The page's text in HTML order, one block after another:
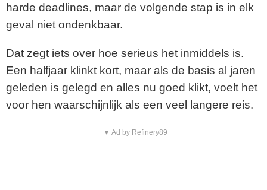
harde deadlines, maar de volgende stap is in elk
geval niet ondenkbaar.
Dat zegt iets over hoe serieus het inmiddels is.
Een halfjaar klinkt kort, maar als de basis al jaren
geleden is gelegd en alles nu goed klikt, voelt het
voor hen waarschijnlijk als een veel langere reis.
▼ Ad by Refinery89